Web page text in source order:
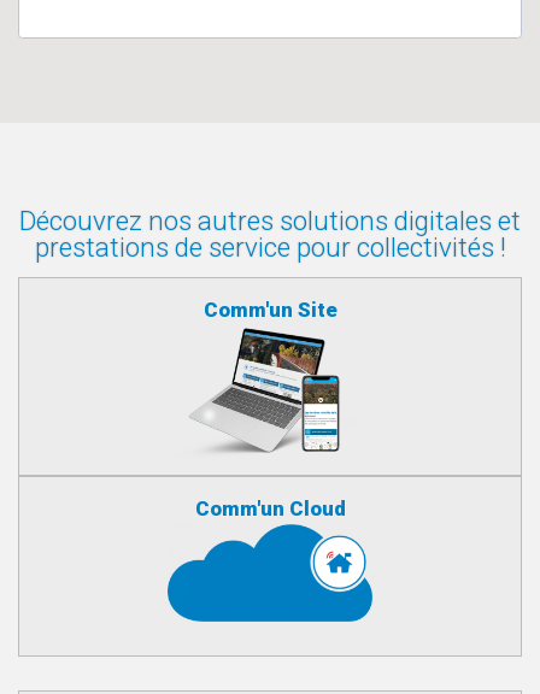
Découvrez nos autres solutions digitales et
prestations de service pour collectivités !
Comm'un Site
Comm'un Cloud